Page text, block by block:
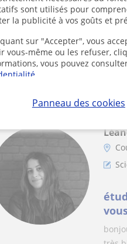
sont utilisés pour
la publicité à vos goûts et
sur "Accepter", vous
vous-même ou les refuser,
vous pouvez
.
Panneau des cookies
J'ai